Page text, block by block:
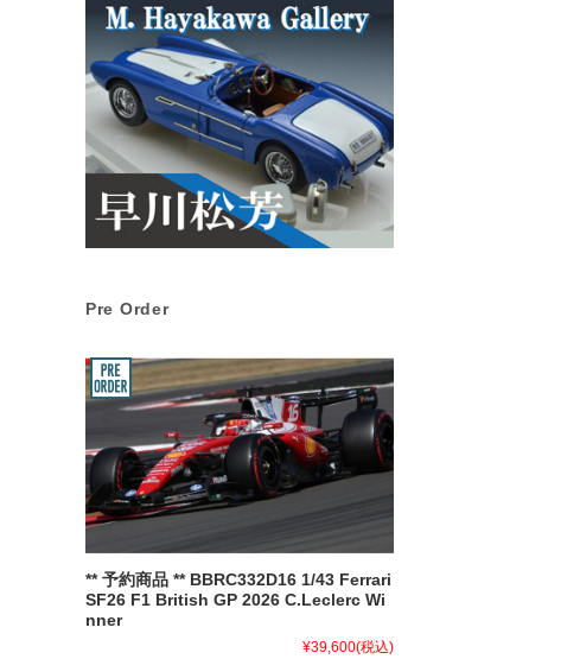
Pre Order
** 予約商品 ** BBRC332D16 1/43 Ferrari
SF26 F1 British GP 2026 C.Leclerc Wi
nner
¥39,600(税込)